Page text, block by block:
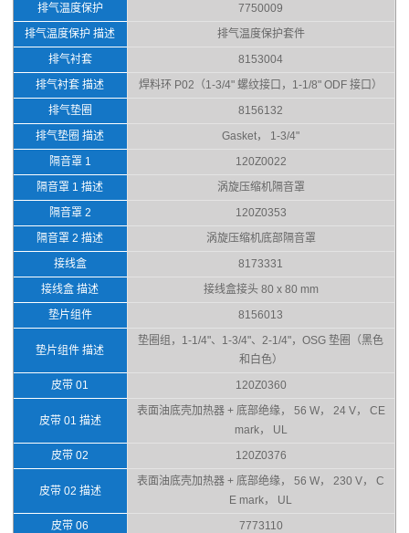
排气温度保护
7750009
排气温度保护 描述
排气温度保护套件
排气衬套
8153004
排气衬套 描述
焊料环 P02（1-3/4" 螺纹接口，1-1/8" ODF 接口）
排气垫圈
8156132
排气垫圈 描述
Gasket， 1-3/4"
隔音罩 1
120Z0022
隔音罩 1 描述
涡旋压缩机隔音罩
隔音罩 2
120Z0353
隔音罩 2 描述
涡旋压缩机底部隔音罩
接线盒
8173331
接线盒 描述
接线盒接头 80 x 80 mm
垫片组件
8156013
垫片组件 描述
垫圈组，1-1/4"、1-3/4"、2-1/4"，OSG 垫圈（黑色
和白色）
皮带 01
120Z0360
皮带 01 描述
表面油底壳加热器 + 底部绝缘， 56 W， 24 V， CE
mark， UL
皮带 02
120Z0376
皮带 02 描述
表面油底壳加热器 + 底部绝缘， 56 W， 230 V， C
E mark， UL
皮带 06
7773110